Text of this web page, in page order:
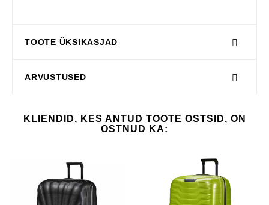
TOOTE ÜKSIKASJAD
ARVUSTUSED
KLIENDID, KES ANTUD TOOTE OSTSID, ON
OSTNUD KA: